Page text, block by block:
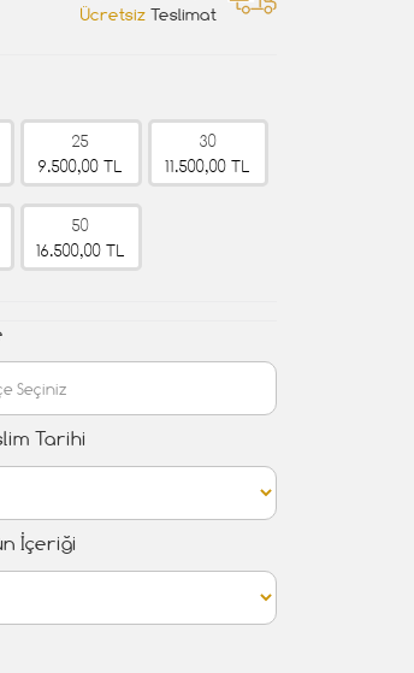
Ücretsiz Teslimat
25
9.500,00 TL
30
11.500,00 TL
50
16.500,00 TL
Tarihi
İçeriği